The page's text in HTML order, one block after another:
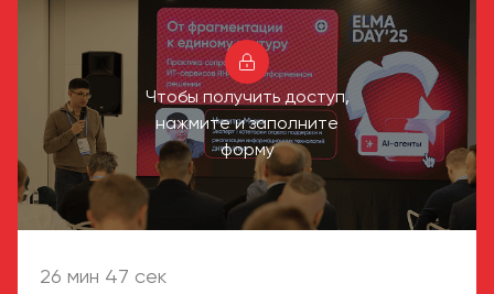
Чтобы получить доступ,
нажмите и заполните
форму
26 мин 47 сек